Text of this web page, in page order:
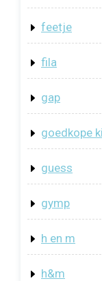
feetje
fila
gap
goedkope
guess
gymp
h en m
h&m